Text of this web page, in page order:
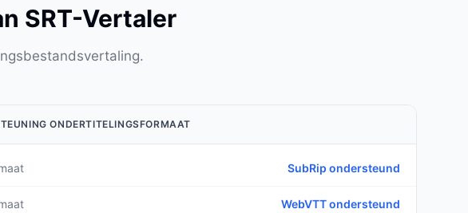
SRT-Vertaler
ONDERTITELINGSFORMAAT
SubRip ondersteund
WebVTT ondersteund